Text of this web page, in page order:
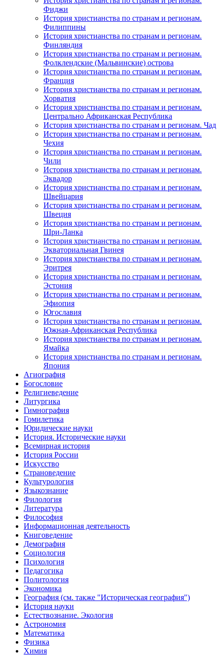
Фиджи
История христианства по странам и регионам.
Филиппины
История христианства по странам и регионам.
Финляндия
История христианства по странам и регионам.
Фолклендские (Мальвинские) острова
История христианства по странам и регионам.
Франция
История христианства по странам и регионам.
Хорватия
История христианства по странам и регионам.
Центрально Африканская Республика
История христианства по странам и регионам. Чад
История христианства по странам и регионам.
Чехия
История христианства по странам и регионам.
Чили
История христианства по странам и регионам.
Эквадор
История христианства по странам и регионам.
Швейцария
История христианства по странам и регионам.
Швеция
История христианства по странам и регионам.
Шри-Ланка
История христианства по странам и регионам.
Экваториальная Гвинея
История христианства по странам и регионам.
Эритрея
История христианства по странам и регионам.
Эстония
История христианства по странам и регионам.
Эфиопия
Югославия
История христианства по странам и регионам.
Южная-Африканская Республика
История христианства по странам и регионам.
Ямайка
История христианства по странам и регионам.
Япония
Агиография
Богословие
Религиеведение
Литургика
Гимнография
Гомилетика
Юридические науки
История. Исторические науки
Всемирная история
История России
Искусство
Страноведение
Культурология
Языкознание
Филология
Литература
Философия
Информационная деятельность
Книговедение
Демография
Социология
Психология
Педагогика
Политология
Экономика
География (см. также "Историческая география")
История науки
Естествознание. Экология
Астрономия
Математика
Физика
Химия